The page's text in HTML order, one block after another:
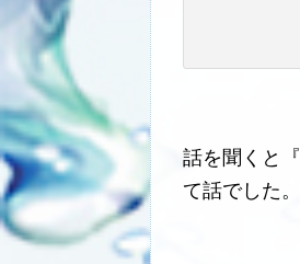
話を聞くと『
て話でした。